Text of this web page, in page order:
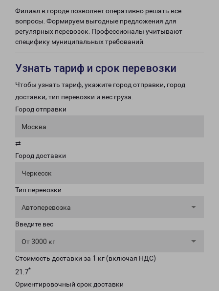
Филиал в городе позволяет оперативно решать все
вопросы. Формируем выгодные предложения для
регулярных перевозок. Профессионалы учитывают
специфику муниципальных требований.
Узнать тариф и срок перевозки
Чтобы узнать тариф, укажите город отправки, город
доставки, тип перевозки и вес груза.
Город отправки
Москва
⇄
Город доставки
Черкесск
Тип перевозки
Автоперевозка
Введите вес
От 3000 кг
Стоимость доставки за 1 кг (включая НДС)
21.7*
Ориентировочный срок доставки